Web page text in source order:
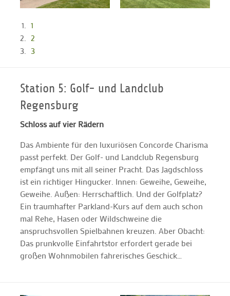
1
2
3
Station 5: Golf- und Landclub
Regensburg
Schloss auf vier Rädern
Das Ambiente für den luxuriösen Concorde Charisma
passt perfekt. Der Golf- und Landclub Regensburg
empfängt uns mit all seiner Pracht. Das Jagdschloss
ist ein richtiger Hingucker. Innen: Geweihe, Geweihe,
Geweihe. Außen: Herrschaftlich. Und der Golfplatz?
Ein traumhafter Parkland-Kurs auf dem auch schon
mal Rehe, Hasen oder Wildschweine die
anspruchsvollen Spielbahnen kreuzen. Aber Obacht:
Das prunkvolle Einfahrtstor erfordert gerade bei
großen Wohnmobilen fahrerisches Geschick…